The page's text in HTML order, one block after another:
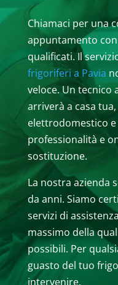
Chiamaci per una
appuntamento
qualificati. Il
frigoriferi a Pavia
veloce. Un tecnico
arriverà a casa
elettrodomestico
professionalità e
sostituzione.
La nostra azienda
da anni. Siamo
servizi di
massimo della
possibili. Per
guasto del tuo
intervenire.